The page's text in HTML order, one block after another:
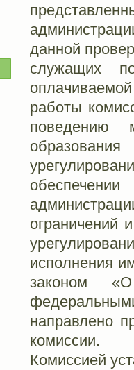
данной
служащих
работы
поведению
ограничений
исполнения
законом «О
направлено
комиссии.
Комиссией